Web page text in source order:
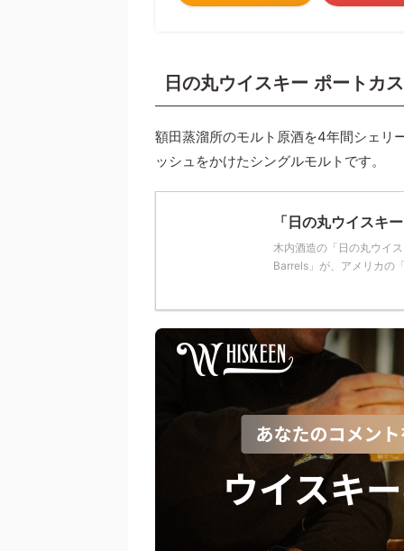
日の丸ウイスキー ポートカ
額田蒸溜所のモルト原酒を4年間シェリ
ッシュをかけたシングルモルトです。
「日の丸ウイスキ
木内酒造の「日の丸ウイ
Barrels」が、アメリカの